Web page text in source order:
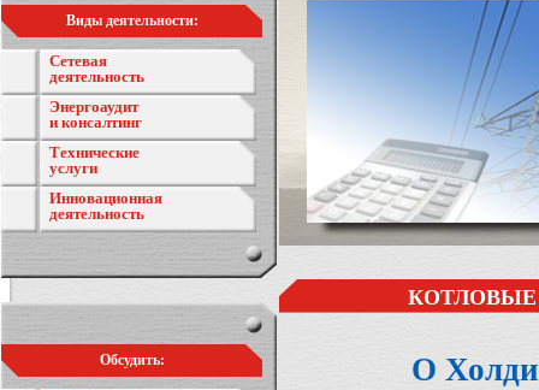
Виды деятельности:
Сетевая
деятельность
Энергоаудит
и консалтинг
Технические
услуги
Инновационная
деятельность
Обсудить:
КОТЛОВЫЕ
О